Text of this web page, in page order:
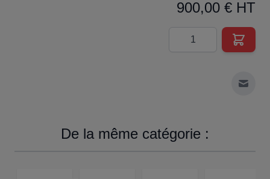
900,00 € HT
Quantité
De la même catégorie :